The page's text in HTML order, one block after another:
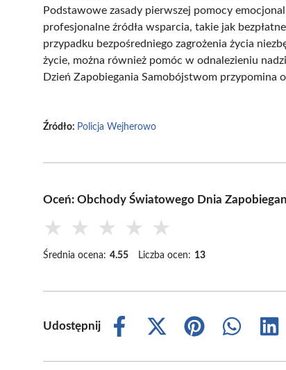
Podstawowe zasady pierwszej pomocy
profesjonalne źródła wsparcia, takie jak
przypadku bezpośredniego zagrożenia życia
życie, można również pomóc w odnalezieniu
Dzień Zapobiegania Samobójstwom przypomina
Źródło: Policja Wejherowo
Oceń: Obchody Światowego Dnia
★ ★ ★ ★ ★
Średnia ocena: 4.55 Liczba ocen: 13
Udostępnij
Share
Share
(Twitter)
Share
Share